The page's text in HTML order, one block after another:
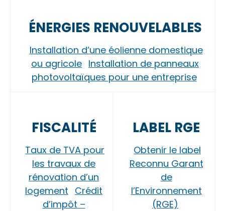
ÉNERGIES RENOUVELABLES
Installation d’une éolienne domestique
ou agricole Installation de panneaux
photovoltaïques pour une entreprise
FISCALITÉ
Taux de TVA pour
les travaux de
rénovation d’un
logement Crédit
d’impôt –
LABEL RGE
Obtenir le label
Reconnu Garant
de
l’Environnement
(RGE)